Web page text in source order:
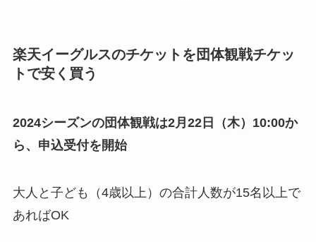
楽天イーグルスのチケットを団体観戦チケッ
トで安く買う
2024シーズンの団体観戦は2月22日（木）10:00か
ら、申込受付を開始
大人と子ども（4歳以上）の合計人数が15名以上で
あればOK